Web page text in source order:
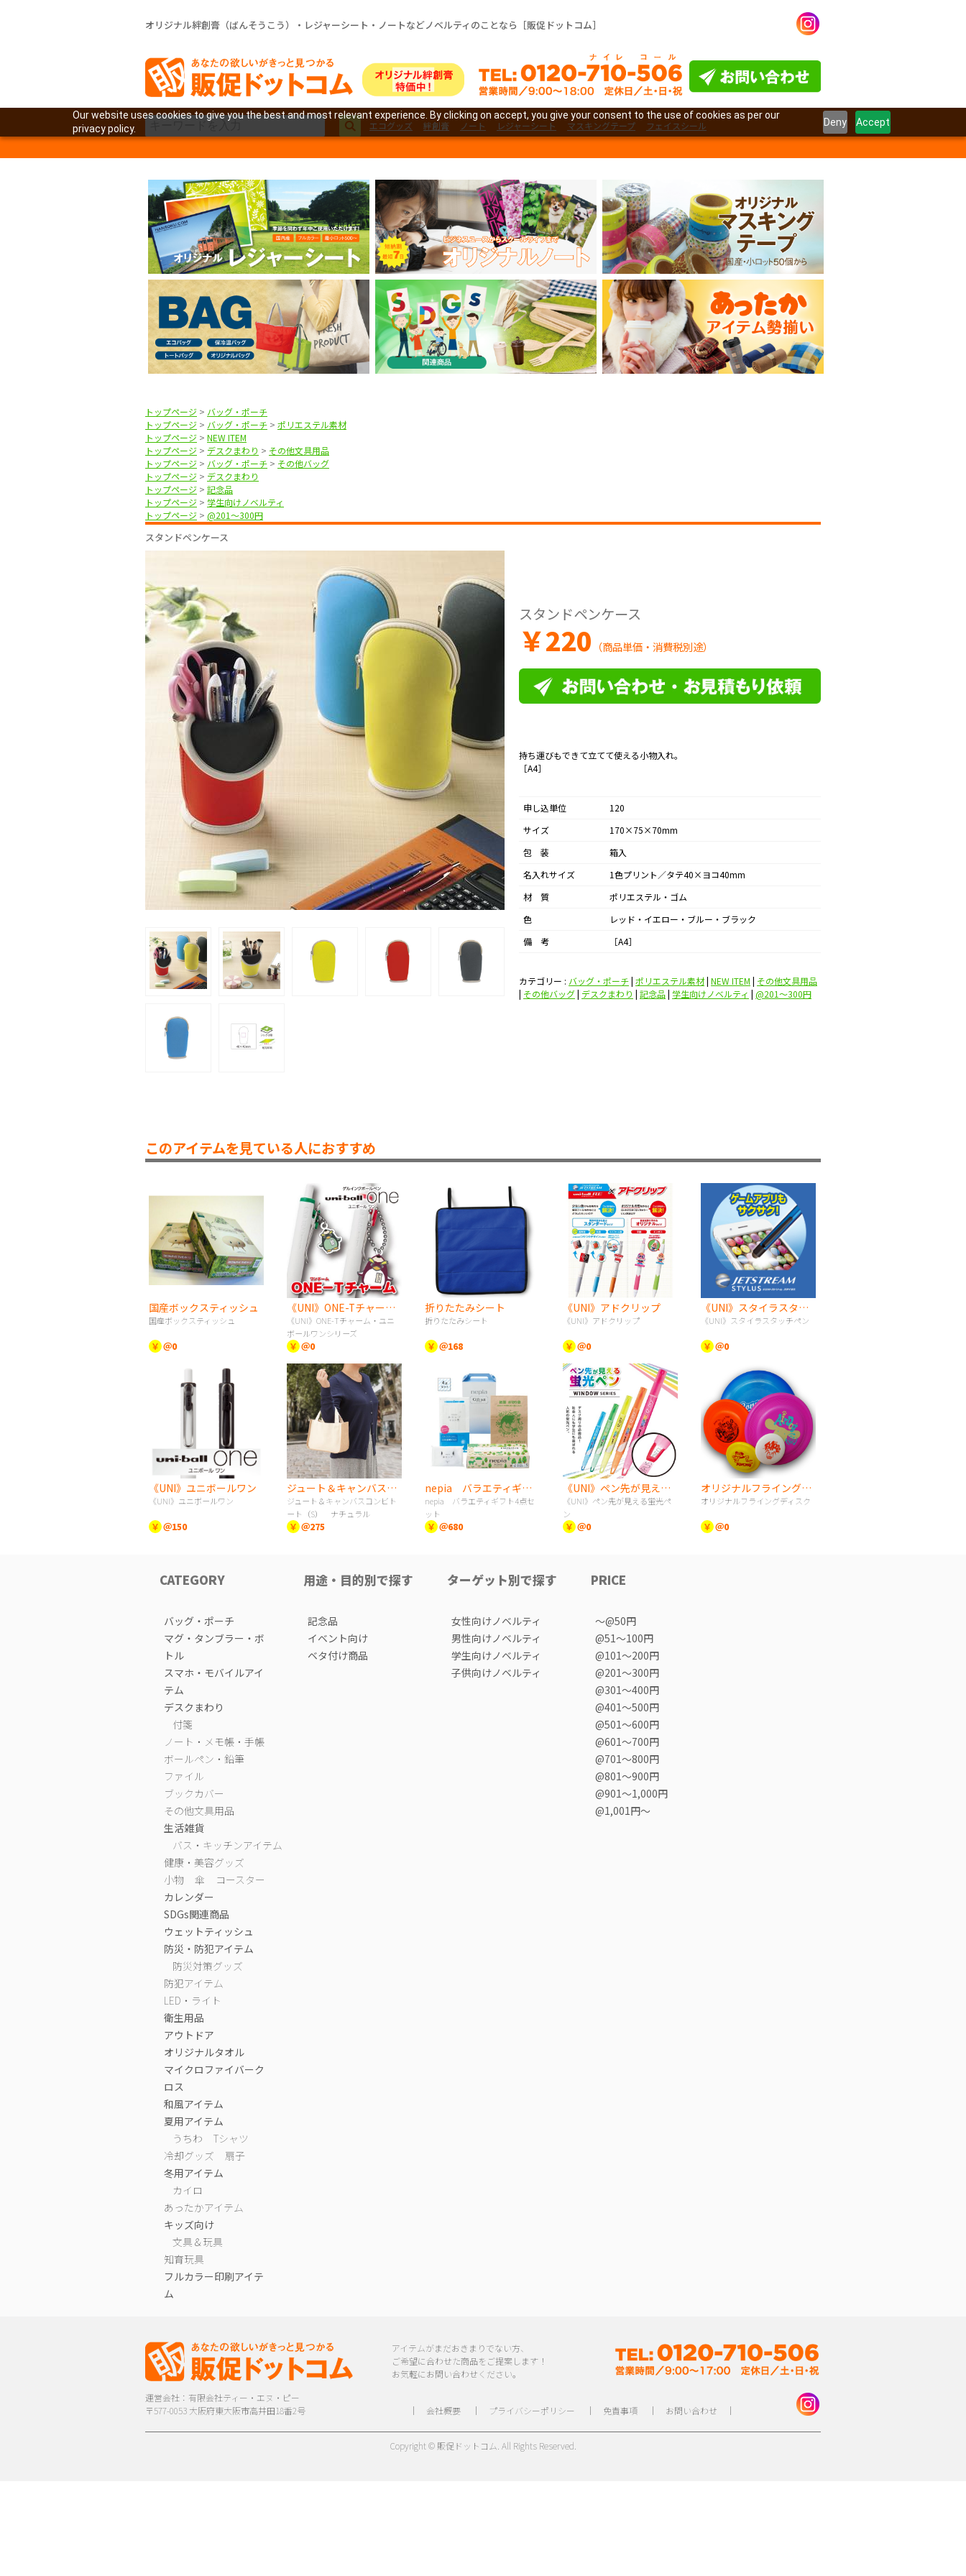
Our website uses cookies to give you the best and most relevant experience. By clicking on accept, you give your consent to the use of cookies as per our
privacy policy.
Deny Accept
オリジナル絆創膏（ばんそうこう）・レジャーシート・ノートなどノベルティのことなら［販促ドットコム］
エコグッズ 絆創膏 ノート レジャーシート マスキングテープ フェイスシール
トップページ > バッグ・ポーチ
トップページ > バッグ・ポーチ > ポリエステル素材
トップページ > NEW ITEM
トップページ > デスクまわり > その他文具用品
トップページ > バッグ・ポーチ > その他バッグ
トップページ > デスクまわり
トップページ > 記念品
トップページ > 学生向けノベルティ
トップページ > @201〜300円
スタンドペンケース
スタンドペンケース
￥220 （商品単価・消費税別途）
持ち運びもできて立てて使える小物入れ。
［A4］
申し込単位
120
サイズ
170×75×70mm
包 装
箱入
名入れサイズ
1色プリント／タテ40×ヨコ40mm
材 質
ポリエステル・ゴム
色
レッド・イエロー・ブルー・ブラック
備 考
［A4］
カテゴリー : バッグ・ポーチ| ポリエステル素材| NEW ITEM | その他文具用品
| その他バッグ| デスクまわり | 記念品| 学生向けノベルティ | @201〜300円
このアイテムを見ている人におすすめ
国産ボックスティッシュ
国産ボックスティッシュ
￥ ＠0
《UNI》ONE-Tチャーム・ユニボールワンシリーズ
《UNI》ONE-Tチャーム・ユニ
ボールワンシリーズ
￥ ＠0
折りたたみシート
折りたたみシート
￥ ＠168
《UNI》アドクリップ
《UNI》アドクリップ
￥ ＠0
《UNI》スタイラスタッチペン
《UNI》スタイラスタッチペン
￥ ＠0
《UNI》ユニボールワン
《UNI》ユニボールワン
￥ ＠150
ジュート＆キャンバスコンビトート（S） ナチュラル
ジュート＆キャンバスコンビト
ート（S） ナチュラル
￥ ＠275
nepia バラエティギフト4点セット
nepia バラエティギフト4点セ
ット
￥ ＠680
《UNI》ペン先が見える蛍光ペン
《UNI》ペン先が見える蛍光ペ
ン
￥ ＠0
オリジナルフライングディスク
オリジナルフライングディスク
￥ ＠0
CATEGORY
バッグ・ポーチ
マグ・タンブラー・ボ
トル
スマホ・モバイルアイ
テム
デスクまわり
付箋
ノート・メモ帳・手帳
ボールペン・鉛筆
ファイル
ブックカバー
その他文具用品
生活雑貨
バス・キッチンアイテム
健康・美容グッズ
小物
傘
コースター
カレンダー
SDGs関連商品
ウェットティッシュ
防災・防犯アイテム
防災対策グッズ
防犯アイテム
LED・ライト
衛生用品
アウトドア
オリジナルタオル
マイクロファイバーク
ロス
和風アイテム
夏用アイテム
うちわ
Tシャツ
冷却グッズ
扇子
冬用アイテム
カイロ
あったかアイテム
キッズ向け
文具＆玩具
知育玩具
フルカラー印刷アイテ
ム
用途・目的別で探す
記念品
イベント向け
ベタ付け商品
ターゲット別で探す
女性向けノベルティ
男性向けノベルティ
学生向けノベルティ
子供向けノベルティ
PRICE
〜@50円
@51〜100円
@101〜200円
@201〜300円
@301〜400円
@401〜500円
@501〜600円
@601〜700円
@701〜800円
@801〜900円
@901〜1,000円
@1,001円〜
アイテムがまだおきまりでない方、
ご希望に合わせた商品をご提案します！
お気軽にお問い合わせください。
運営会社：有限会社ティー・エヌ・ピー
〒577-0053 大阪府東大阪市高井田18番2号
｜ 会社概要｜ プライバシーポリシー ｜ 免責事項｜ お問い合わせ ｜
Copyright © 販促ドットコム. All Rights Reserved.